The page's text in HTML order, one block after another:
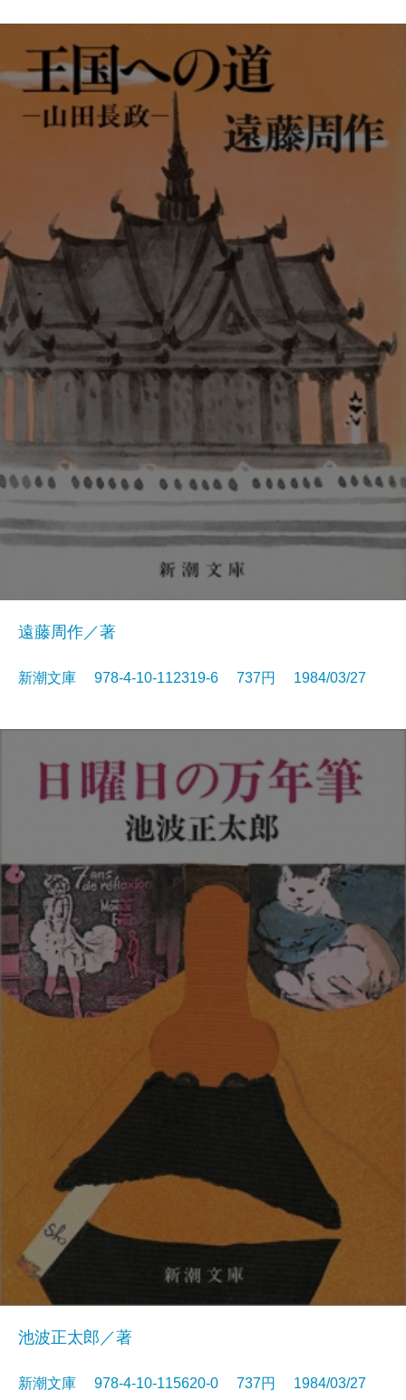
遠藤周作／著
新潮文庫 978-4-10-112319-6 737円 1984/03/27
池波正太郎／著
新潮文庫 978-4-10-115620-0 737円 1984/03/27